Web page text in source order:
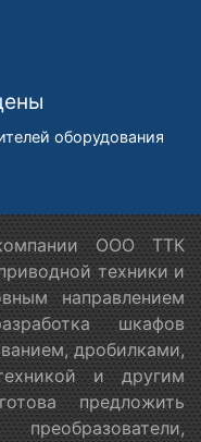
оборудования
ООО ТТК
техники и
направлением
шкафов
дробилками,
и другим
предложить